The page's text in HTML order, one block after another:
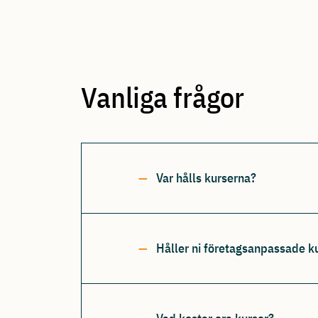
Vanliga frågor
Var hålls kurserna?
Håller ni företagsanpassade